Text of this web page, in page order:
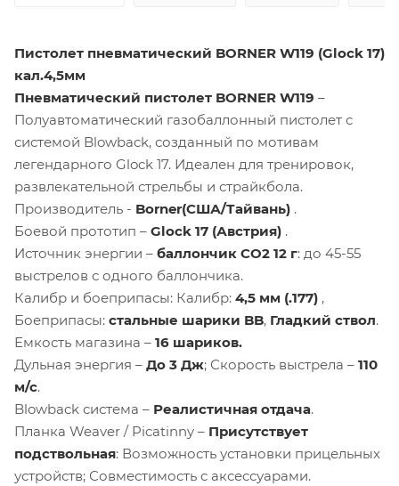
Пистолет пневматический BORNER W119 (Glock 17)
кал.4,5мм
Пневматический пистолет BORNER W119 –
Полуавтоматический газобаллонный пистолет с
системой Blowback, созданный по мотивам
легендарного Glock 17. Идеален для тренировок,
развлекательной стрельбы и страйкбола.
Производитель - Borner(США/Тайвань) .
Боевой прототип – Glock 17 (Австрия) .
Источник энергии – баллончик CO2 12 г: до 45-55
выстрелов с одного баллончика.
Калибр и боеприпасы: Калибр: 4,5 мм (.177) ,
Боеприпасы: стальные шарики BB, Гладкий ствол.
Емкость магазина – 16 шариков.
Дульная энергия – До 3 Дж; Скорость выстрела – 110
м/с.
Blowback система – Реалистичная отдача.
Планка Weaver / Picatinny – Присутствует
подствольная: Возможность установки прицельных
устройств; Совместимость с аксессуарами.